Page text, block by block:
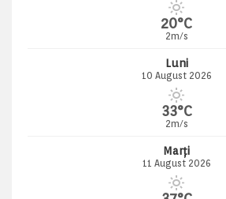
20°C
2m/s
Luni
10 August 2026
33°C
2m/s
Marți
11 August 2026